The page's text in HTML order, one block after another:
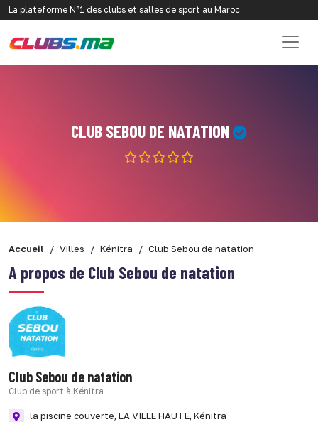
La plateforme N°1 des clubs et salles de sport au Maroc
CLUB SEBOU DE NATATION
Accueil Villes Kénitra Club Sebou de natation
A propos de Club Sebou de natation
Club Sebou de natation
Club de sport à Kénitra
la piscine couverte, LA VILLE HAUTE, Kénitra